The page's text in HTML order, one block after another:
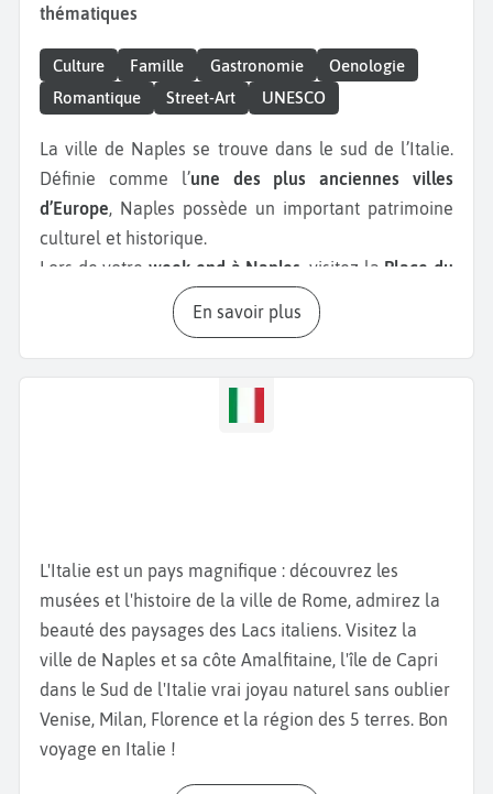
thématiques
Culture Famille Gastronomie
Oenologie
Romantique
Street-Art UNESCO
La ville de Naples se trouve dans le sud de l’Italie.
Définie comme l’une des plus anciennes villes
d’Europe, Naples possède un important patrimoine
culturel et historique.
Lors de votre week-end à Naples, visitez la Place du
située au cœur de la ville, l'une des plus
belles et des plus grandes places de la ville. La
Galleria Umberto Iest, quant à elle, un centre
commercial réputé pour ses boutiques et petits
sculptures, des bijoux et autres objets antiques
comme les équipements de gladiateurs. Ne
manquez pas lethéâtre San Carloouvert en 1737.
C’est le théâtre d’opéra actif le plus ancien au
monde et aujourd’hui inscrit au patrimoine mondial
de l’UNESCO.
Durant votreséjour à Naples
En savoir plus
L'Italie est un pays magnifique : découvrez les
musées et l'histoire de la ville de Rome, admirez la
beauté des paysages des Lacs italiens. Visitez la
ville de Naples et sa côte Amalfitaine, l'île de Capri
dans le Sud de l'Italie vrai joyau naturel sans oublier
Venise, Milan, Florence et la région des 5 terres. Bon
voyage en Italie !